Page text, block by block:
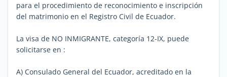
para el procedimiento de reconocimiento e inscripción
del matrimonio en el Registro Civil de Ecuador.
La visa de NO INMIGRANTE, categoría 12-IX, puede
solicitarse en :
A) Consulado General del Ecuador, acreditado en la